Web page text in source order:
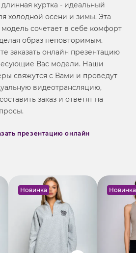
куртка - идеальный
холодной осени и зимы. Эта
модель сочетает в себе комфорт
образ неповторимым.
заказать онлайн презентацию
Вас модели. Наши
свяжутся с Вами и проведут
видеотрансляцию,
заказ и ответят на
презентацию онлайн
Новинка Новинка